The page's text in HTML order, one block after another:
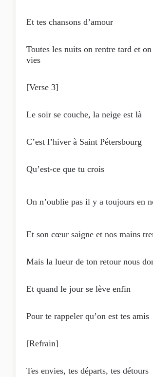
Et tes chansons d’amour
Toutes les nuits on rentre tard et
vies
[Verse 3]
Le soir se couche, la neige est là
C’est l’hiver à Saint Pétersbourg
Qu’est-ce que tu crois
On n’oublie pas il y a toujours en
Et son cœur saigne et nos mains
Mais la lueur de ton retour nous
Et quand le jour se lève enfin
Pour te rappeler qu’on est tes amis
[Refrain]
Tes envies, tes départs, tes détours